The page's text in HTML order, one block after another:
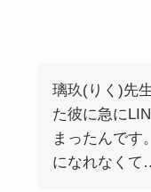
璃玖(りく)先
た彼に急に
まったんです
になれなくて